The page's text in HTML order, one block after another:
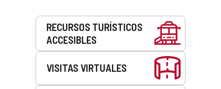
RECURSOS TURÍSTICOS
ACCESIBLES
VISITAS VIRTUALES